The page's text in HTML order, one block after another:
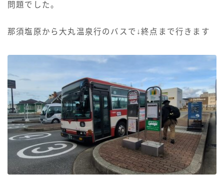
問題でした。
那須塩原から大丸温泉行のバスで↓終点まで行きます